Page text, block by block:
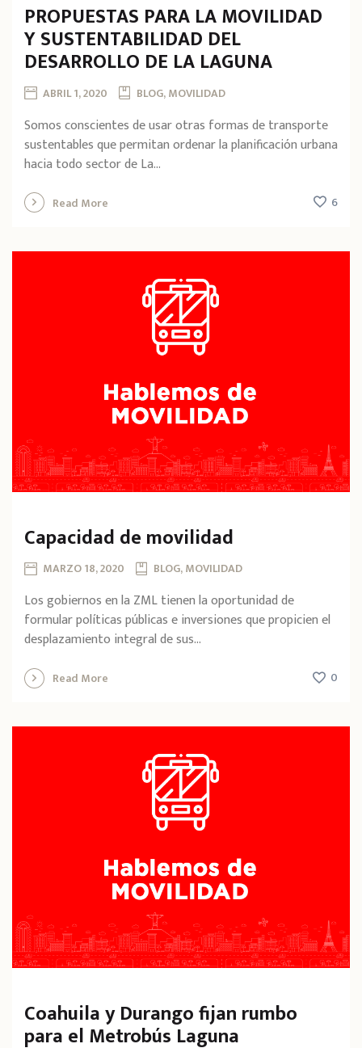
PROPUESTAS PARA LA MOVILIDAD
Y SUSTENTABILIDAD DEL
DESARROLLO DE LA LAGUNA
ABRIL 1, 2020 BLOG, MOVILIDAD
Somos conscientes de usar otras formas de transporte
sustentables que permitan ordenar la planificación urbana
hacia todo sector de La...
Read More 6
Capacidad de movilidad
MARZO 18, 2020 BLOG, MOVILIDAD
Los gobiernos en la ZML tienen la oportunidad de
formular políticas públicas e inversiones que propicien el
desplazamiento integral de sus...
Read More 0
Coahuila y Durango fijan rumbo
para el Metrobús Laguna